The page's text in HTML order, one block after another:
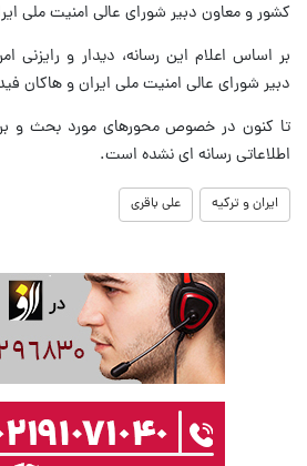
کشور و معاون دبیر شورای عالی امنیت ملی
بر اساس اعلام این رسانه، دیدار و رایزنی
دبیر شورای عالی امنیت ملی ایران و هاکان
تا کنون در خصوص محورهای مورد بحث و
اطلاعاتی رسانه ای نشده است.
ایران و ترکیه علی باقری